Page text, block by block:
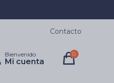
0
Contacto